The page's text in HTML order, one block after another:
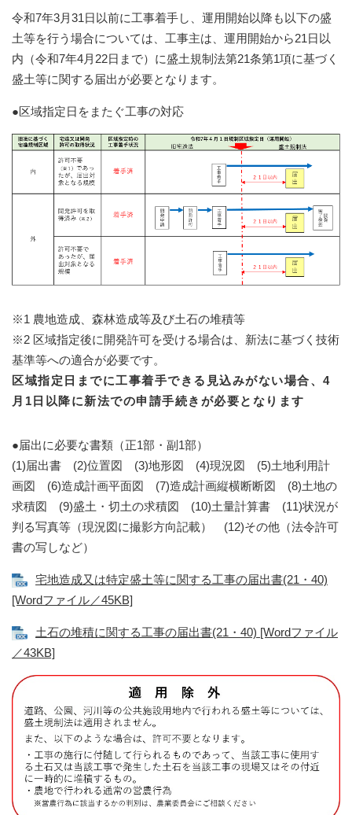
令和7年3月31日以前に工事着手し、運用開始以降も以下の盛
土等を行う場合については、工事主は、運用開始から21日以
内（令和7年4月22日まで）に盛土規制法第21条第1項に基づく
盛土等に関する届出が必要となります。
●区域指定日をまたぐ工事の対応
※1 農地造成、森林造成等及び土石の堆積等
※2 区域指定後に開発許可を受ける場合は、新法に基づく技術
基準等への適合が必要です。
区域指定日までに工事着手できる見込みがない場合、4
月1日以降に新法での申請手続きが必要となります
●届出に必要な書類（正1部・副1部）
(1)届出書 (2)位置図 (3)地形図 (4)現況図 (5)土地利用計
画図 (6)造成計画平面図 (7)造成計画縦横断断図 (8)土地の
求積図 (9)盛土・切土の求積図 (10)土量計算書 (11)状況が
判る写真等（現況図に撮影方向記載） (12)その他（法令許可
書の写しなど）
宅地造成又は特定盛土等に関する工事の届出書(21・40)
[Wordファイル／45KB]
土石の堆積に関する工事の届出書(21・40) [Wordファイル
／43KB]